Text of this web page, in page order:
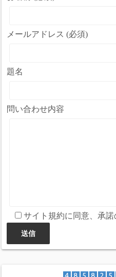
メールアドレス (必須)
題名
問い合わせ内容
サイト規約に同意、承諾